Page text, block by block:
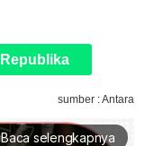
sumber : Antara
Baca selengkapnya